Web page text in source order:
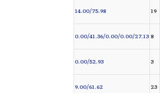
19
14.00/75.98
8
0.00/41.36/0.00/0.00/27.13
3
0.00/52.93
23
9.00/61.62